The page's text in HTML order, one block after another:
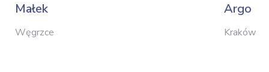
Małek
Węgrzce
Argo
Kraków